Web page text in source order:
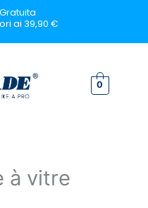
ai 39,90 €
0
à vitre